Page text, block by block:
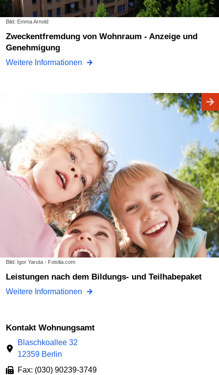
Bild: Emma Arnold
Zweckentfremdung von Wohnraum - Anzeige und
Genehmigung
Weitere Informationen
Bild: Igor Yaruta - Fotolia.com
Leistungen nach dem Bildungs- und Teilhabepaket
Weitere Informationen
Kontakt Wohnungsamt
Blaschkoallee 32
12359 Berlin
Fax: (030) 90239-3749